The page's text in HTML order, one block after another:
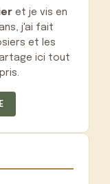
et je vis en
j'ai fait
et les
ici tout